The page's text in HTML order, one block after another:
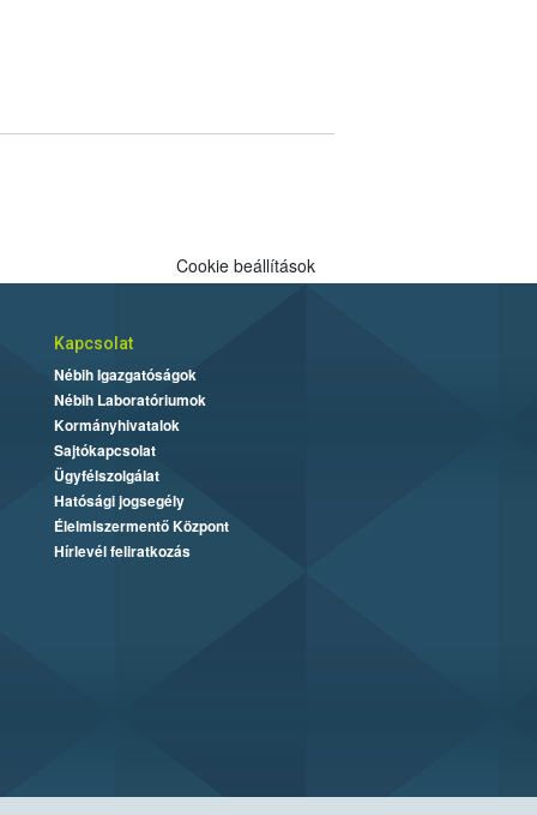
Cookie beállítások
Kapcsolat
Nébih Igazgatóságok
Nébih Laboratóriumok
Kormányhivatalok
Sajtókapcsolat
Ügyfélszolgálat
Hatósági jogsegély
Élelmiszermentő Központ
Hírlevél feliratkozás